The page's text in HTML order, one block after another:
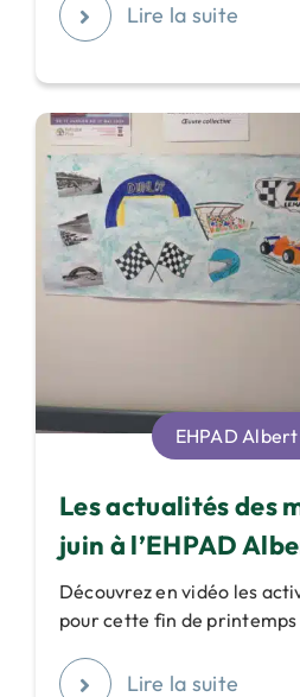
Lire la suite
EHPAD
Les actualités des
juin à l’EHPAD
Découvrez en vidéo les
pour cette fin de printemps
Lire la suite